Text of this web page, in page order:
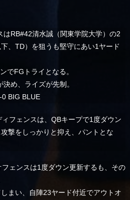
はRB#42清水誠（関東学院大学）の2
、TD）を狙うも堅守にあい1ヤード
でFGトライとなる。
め、ライズが先制。
0 BIG BLUE
フェンスは、QBキープで1度ダウン
撃をしっかりと抑え、パントとな
ェンスは1度ダウン更新するも、その
まい、自陣23ヤード付近でアウトオ